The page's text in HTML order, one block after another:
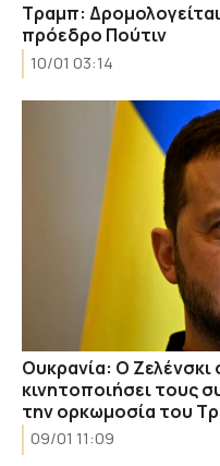
Τραμπ:
πρόεδρο Πούτιν
10/01 03:14
Ουκρανία: Ο Ζελένσκι
κινητοποιήσει τους
την ορκωμοσία του
09/01 11:09